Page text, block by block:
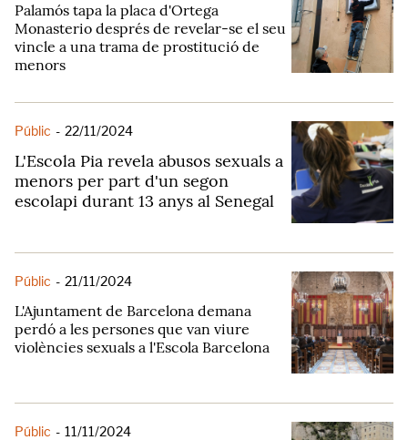
Palamós tapa la placa d'Ortega
Monasterio després de revelar-se el seu
vincle a una trama de prostitució de
menors
Públic - 22/11/2024
L'Escola Pia revela abusos sexuals a
menors per part d'un segon
escolapi durant 13 anys al Senegal
Públic - 21/11/2024
L'Ajuntament de Barcelona demana
perdó a les persones que van viure
violències sexuals a l'Escola Barcelona
Públic - 11/11/2024